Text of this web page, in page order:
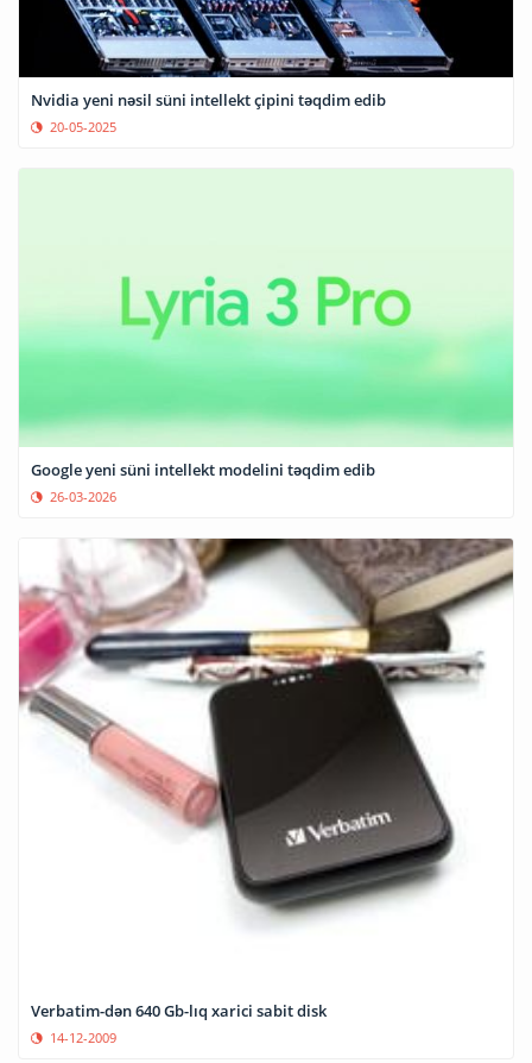
Nvidia yeni nəsil süni intellekt çipini təqdim edib
20-05-2025
Google yeni süni intellekt modelini təqdim edib
26-03-2026
Verbatim-dən 640 Gb-lıq xarici sabit disk
14-12-2009